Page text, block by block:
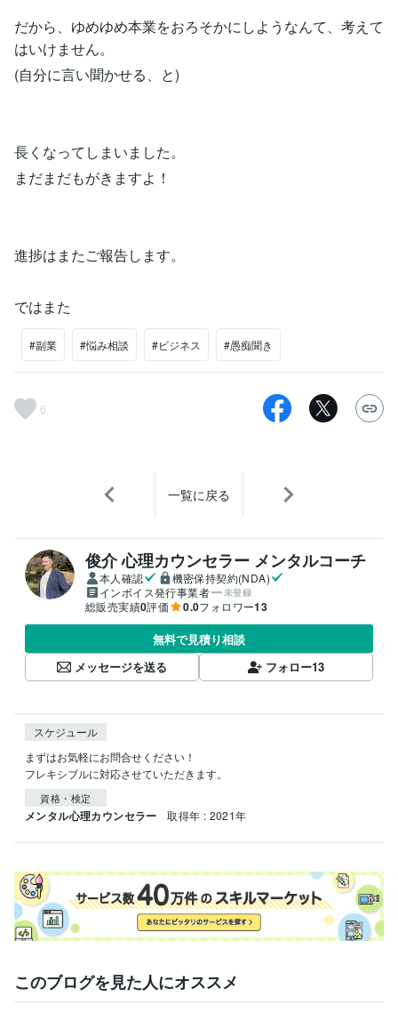
だから、ゆめゆめ本業をおろそかにしようなんて、考えて
はいけません。
(自分に言い聞かせる、と)
長くなってしまいました。
まだまだもがきますよ！
進捗はまたご報告します。
ではまた
#副業 #悩み相談 #ビジネス #愚痴聞き
6
一覧に戻る
俊介 心理カウンセラー メンタルコーチ
本人確認
機密保持契約(NDA)
インボイス発行事業者
未登録
総販売実績0評価 0.0フォロワー13
無料で見積り相談
メッセージを送る
フォロー13
スケジュール
まずはお気軽にお問合せください！
フレキシブルに対応させていただきます。
資格・検定
メンタル心理カウンセラー 取得年 : 2021年
このブログを見た人にオススメ